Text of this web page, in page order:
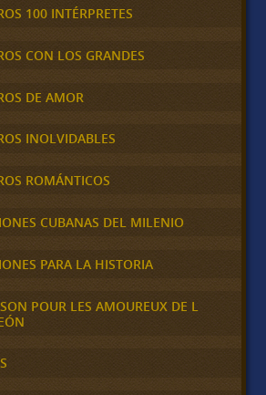
100 INTÉRPRETES
CON LOS GRANDES
DE AMOR
INOLVIDABLES
ROMÁNTICOS
CUBANAS DEL MILENIO
PARA LA HISTORIA
POUR LES AMOUREUX DE L